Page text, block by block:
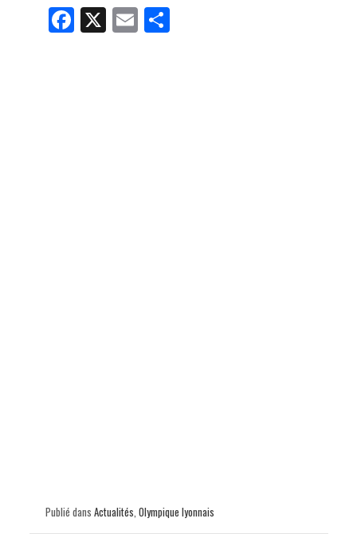
Fa
ce
X E
m
Pa
Publié dans Actualités, Olympique lyonnais